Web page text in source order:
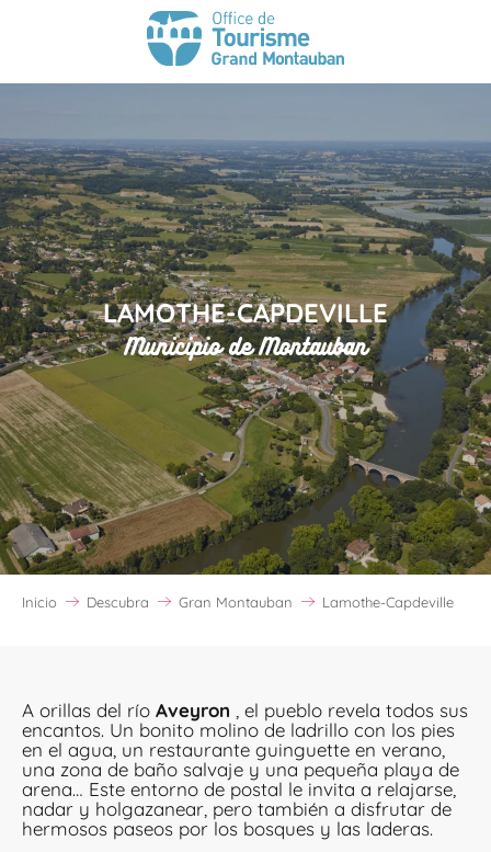
LAMOTHE-CAPDEVILLE
Municipio de Montauban
Inicio Descubra Gran Montauban Lamothe-Capdeville
A orillas del río Aveyron
, el pueblo revela todos sus
encantos. Un bonito molino de ladrillo con los pies
en el agua, un restaurante guinguette en verano,
una zona de baño salvaje y una pequeña playa de
arena… Este entorno de postal le invita a relajarse,
nadar y holgazanear, pero también a disfrutar de
hermosos paseos por los bosques y las laderas.